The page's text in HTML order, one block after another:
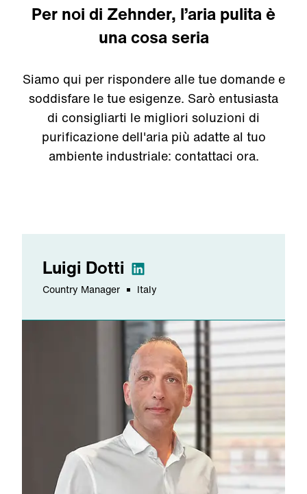
Per noi di Zehnder, l’aria pulita è
una cosa seria
Siamo qui per risponderealletue domandee
soddisfare letue esigenze. Sarò entusiasta
di consigliarti le migliori soluzioni di
purificazione dell'aria più adatteal tuo
ambiente industriale: contattaci ora.
Luigi Dotti
Country Manager Italy